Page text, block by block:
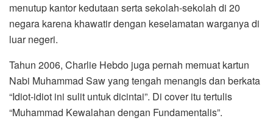
menutup kantor kedutaan serta sekolah-sekolah di 20
negara karena khawatir dengan keselamatan warganya di
luar negeri.
Tahun 2006, Charlie Hebdo juga pernah memuat kartun
Nabi Muhammad Saw yang tengah menangis dan berkata
“Idiot-idiot ini sulit untuk dicintai”. Di cover itu tertulis
“Muhammad Kewalahan dengan Fundamentalis”.